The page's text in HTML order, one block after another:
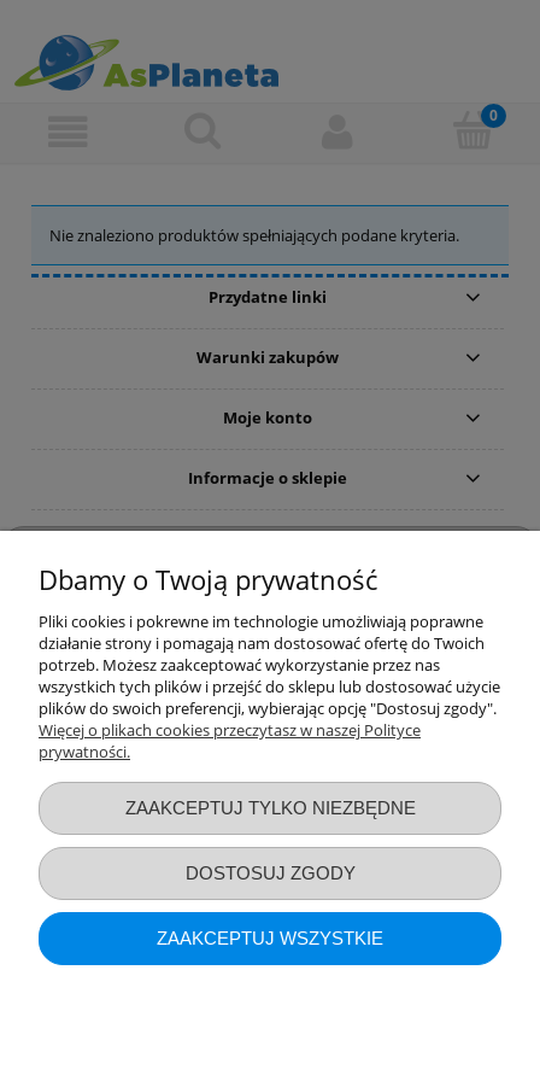
Nie znaleziono produktów spełniających podane kryteria.
Przydatne linki
Warunki zakupów
Moje konto
Informacje o sklepie
Sklep internetowy Shoper.pl
Dbamy o Twoją prywatność
Pliki cookies i pokrewne im technologie umożliwiają poprawne
działanie strony i pomagają nam dostosować ofertę do Twoich
potrzeb. Możesz zaakceptować wykorzystanie przez nas
wszystkich tych plików i przejść do sklepu lub dostosować użycie
plików do swoich preferencji, wybierając opcję "Dostosuj zgody".
Więcej o plikach cookies przeczytasz w naszej Polityce
prywatności.
ZAAKCEPTUJ TYLKO NIEZBĘDNE
DOSTOSUJ ZGODY
ZAAKCEPTUJ WSZYSTKIE